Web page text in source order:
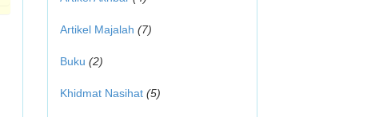
Artikel Majalah (7)
Buku (2)
Khidmat Nasihat (5)